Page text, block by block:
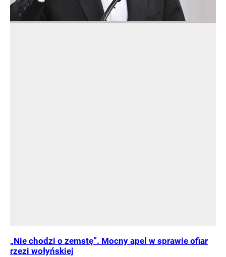
„Nie chodzi o zemstę”. Mocny apel w sprawie ofiar
rzezi wołyńskiej